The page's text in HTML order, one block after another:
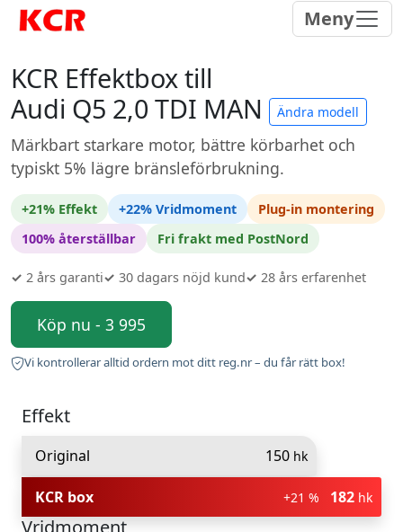
Meny
KCR Effektbox till
Audi Q5 2,0 TDI MAN
Ändra modell
Märkbart starkare motor, bättre körbarhet och
typiskt 5% lägre bränsleförbrukning.
+21% Effekt +22% Vridmoment
Plug-in montering
100% återställbar
Fri frakt med PostNord
✓ 2 års garanti✓ 30 dagars nöjd kund✓ 28 års erfarenhet
Köp nu - 3 995
Vi kontrollerar alltid ordern mot ditt reg.nr – du får rätt box!
Effekt
Original 150 hk
KCR box +21 % 182 hk
Vridmoment